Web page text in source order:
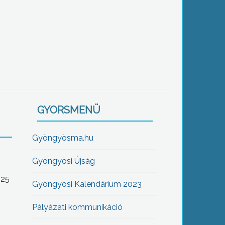
GYORSMENÜ
Gyöngyösma.hu
Gyöngyösi Újság
Gyöngyösi Kalendárium 2023
Pályázati kommunikáció